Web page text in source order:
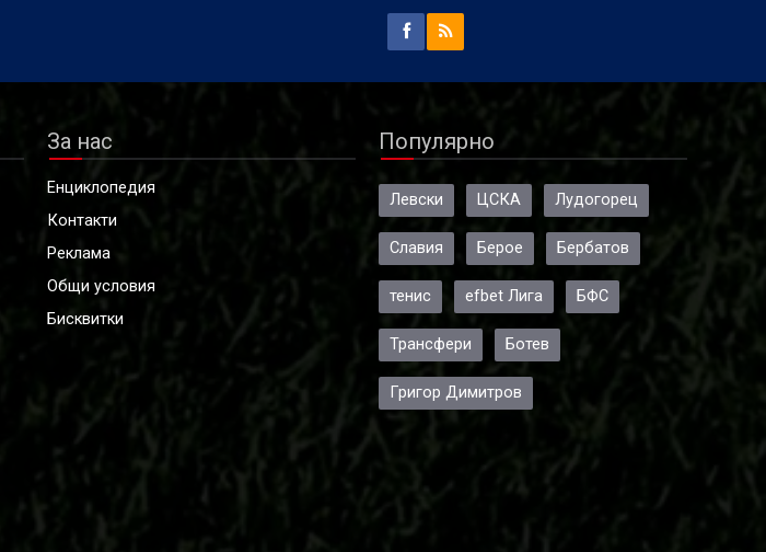
За нас
Енциклопедия
Контакти
Реклама
Общи условия
Бисквитки
Популярно
Левски ЦСКА Лудогорец
Славия Берое Бербатов
тенис efbet Лига БФС
Трансфери Ботев
Григор Димитров